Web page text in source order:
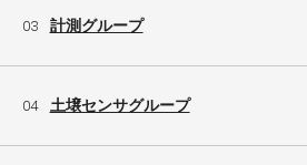
03 計測グループ
04 土壌センサグループ